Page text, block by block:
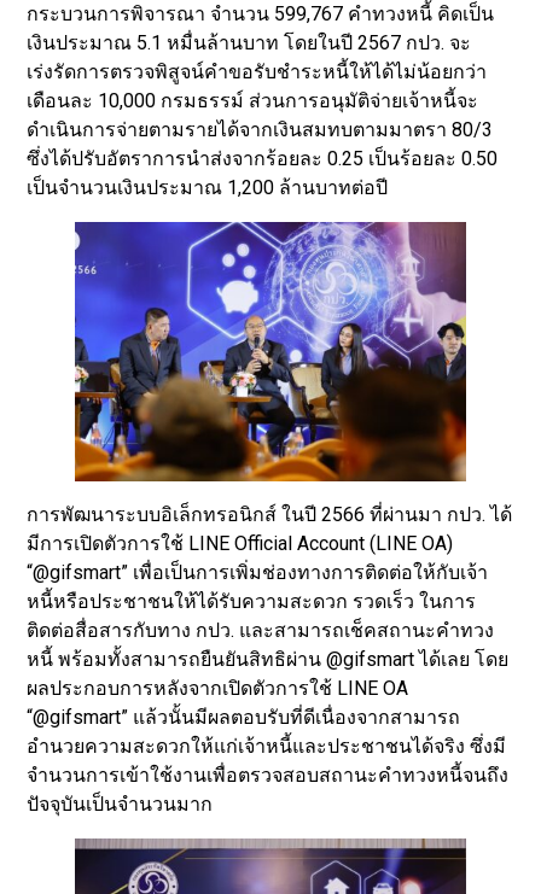
กระบวนการพิจารณา จำนวน 599,767 คำทวงหนี้ คิดเป็น
เงินประมาณ 5.1 หมื่นล้านบาท โดยในปี 2567 กปว. จะ
เร่งรัดการตรวจพิสูจน์คำขอรับชำระหนี้ให้ได้ไม่น้อยกว่า
เดือนละ 10,000 กรมธรรม์ ส่วนการอนุมัติจ่ายเจ้าหนี้จะ
ดำเนินการจ่ายตามรายได้จากเงินสมทบตามมาตรา 80/3
ซึ่งได้ปรับอัตราการนำส่งจากร้อยละ 0.25 เป็นร้อยละ 0.50
เป็นจำนวนเงินประมาณ 1,200 ล้านบาทต่อปี
การพัฒนาระบบอิเล็กทรอนิกส์ ในปี 2566 ที่ผ่านมา กปว. ได้
มีการเปิดตัวการใช้ LINE Official Account (LINE OA)
“@gifsmart” เพื่อเป็นการเพิ่มช่องทางการติดต่อให้กับเจ้า
หนี้หรือประชาชนให้ได้รับความสะดวก รวดเร็ว ในการ
ติดต่อสื่อสารกับทาง กปว. และสามารถเช็คสถานะคำทวง
หนี้ พร้อมทั้งสามารถยืนยันสิทธิผ่าน @gifsmart ได้เลย โดย
ผลประกอบการหลังจากเปิดตัวการใช้ LINE OA
“@gifsmart” แล้วนั้นมีผลตอบรับที่ดีเนื่องจากสามารถ
อำนวยความสะดวกให้แก่เจ้าหนี้และประชาชนได้จริง ซึ่งมี
จำนวนการเข้าใช้งานเพื่อตรวจสอบสถานะคำทวงหนี้จนถึง
ปัจจุบันเป็นจำนวนมาก